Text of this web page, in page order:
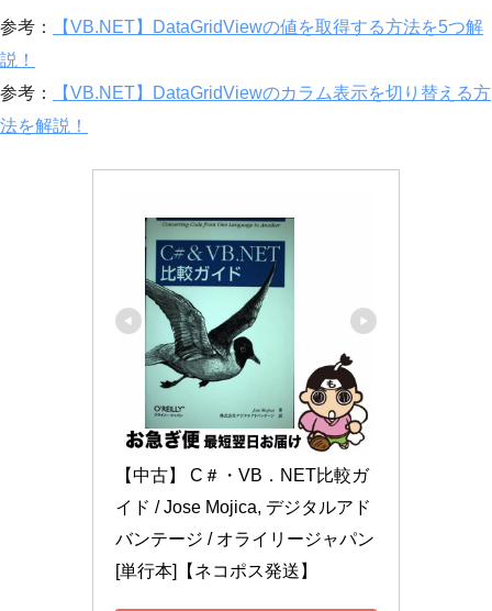
参考：
【VB.NET】DataGridViewの値を取得する方法を5つ解
説！
参考：
【VB.NET】DataGridViewのカラム表示を切り替える方
法を解説！
【中古】 C＃・VB．NET比較ガ
イド / Jose Mojica, デジタルアド
バンテージ / オライリージャパン
[単行本]【ネコポス発送】